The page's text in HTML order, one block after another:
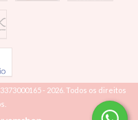
- 2026. Todos os direitos